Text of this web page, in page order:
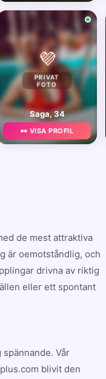
💜
PRIVAT
FOTO
Saga, 34
👀 VISA PROFIL
de mest attraktiva
är oemotståndlig, och
drivna av riktig
eller ett spontant
Vår
blivit den